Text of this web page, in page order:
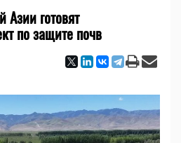
готовят
по защите почв